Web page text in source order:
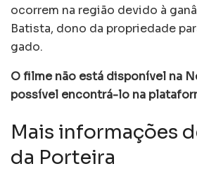
ocorrem na região devido à
Batista, dono da propriedade
gado.
O filme não está disponível na
possível encontrá-lo na
Mais informações
da Porteira